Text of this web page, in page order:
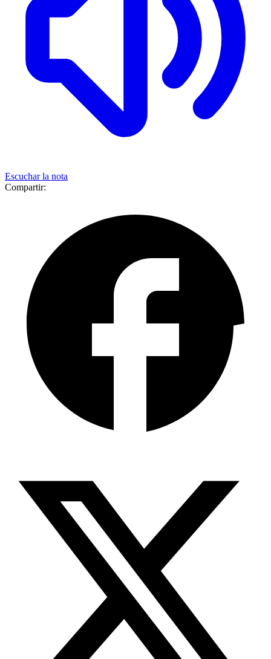
Escuchar la nota
Compartir: